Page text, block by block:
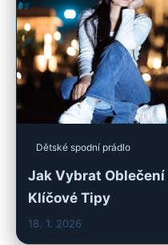
Dětské spodní prádlo
Jak Vybrat
Klíčové Tipy
18. 1. 2026